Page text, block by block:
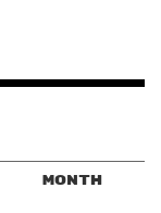
MONTH